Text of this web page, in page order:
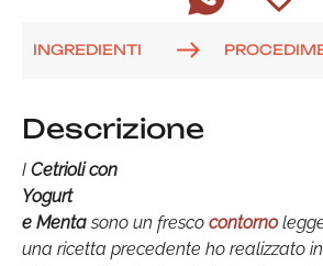
INGREDIENTI
Descrizione
I Cetrioli con
Yogurt
e Mentasono un fresco contorno
una ricetta precedente ho realizzato